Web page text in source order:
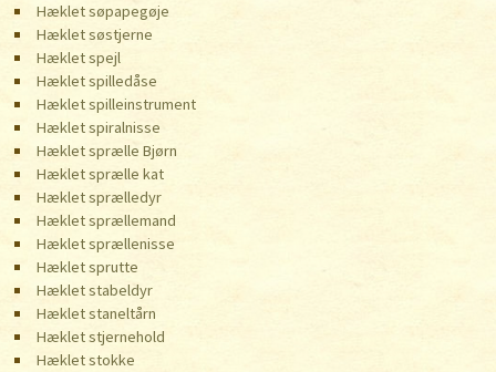
Hæklet søpapegøje
Hæklet søstjerne
Hæklet spejl
Hæklet spilledåse
Hæklet spilleinstrument
Hæklet spiralnisse
Hæklet sprælle Bjørn
Hæklet sprælle kat
Hæklet sprælledyr
Hæklet sprællemand
Hæklet sprællenisse
Hæklet sprutte
Hæklet stabeldyr
Hæklet staneltårn
Hæklet stjernehold
Hæklet stokke